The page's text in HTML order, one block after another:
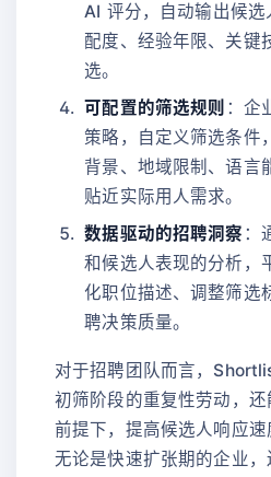
AI 评分，自动输出候
配度、经验年限、关键
选。
可配置的筛选规则 ：企
策略，自定义筛选条件
背景、地域限制、语言
贴近实际用人需求。
数据驱动的招聘洞察 ：
和候选人表现的分析，
化职位描述、调整筛选
聘决策质量。
对于招聘团队而言，
初筛阶段的重复性劳动，
前提下，提高候选人响应速
无论是快速扩张期的企业